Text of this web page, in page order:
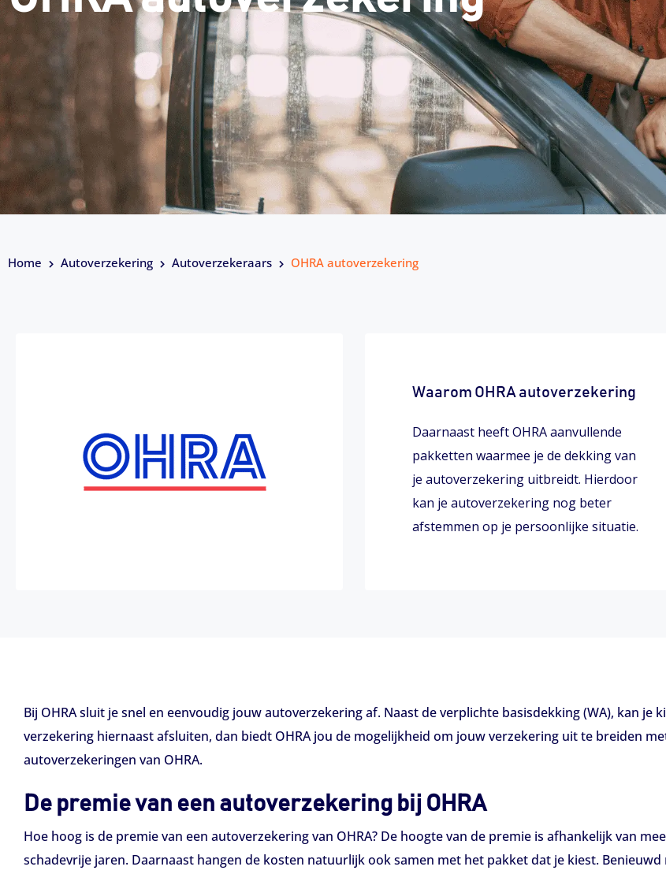
Home Autoverzekering Autoverzekeraars OHRA autoverzekering
Waarom OHRA autoverzekering
Daarnaast heeft OHRA aanvullende
pakketten waarmee je de dekking van
je autoverzekering uitbreidt. Hierdoor
kan je autoverzekering nog beter
afstemmen op je persoonlijke situatie.
Bij OHRA sluit je snel en eenvoudig jouw autoverzekering af. Naast de verplichte basisdekking (WA), kan
verzekering hiernaast afsluiten, dan biedt OHRA jou de mogelijkheid om jouw verzekering uit te breiden
autoverzekeringen van OHRA.
De premie van een autoverzekering bij OHRA
Hoe hoog is de premie van een autoverzekering van OHRA? De hoogte van de premie is afhankelijk van
schadevrije jaren. Daarnaast hangen de kosten natuurlijk ook samen met het pakket dat je kiest.